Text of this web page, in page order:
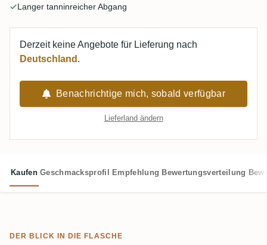
Langer tanninreicher Abgang
Derzeit keine Angebote für Lieferung nach
Deutschland .
Benachrichtige mich, sobald verfügbar
Lieferland ändern
Kaufen Geschmacksprofil Empfehlung Bewertungsverteilung
DER BLICK IN DIE FLASCHE